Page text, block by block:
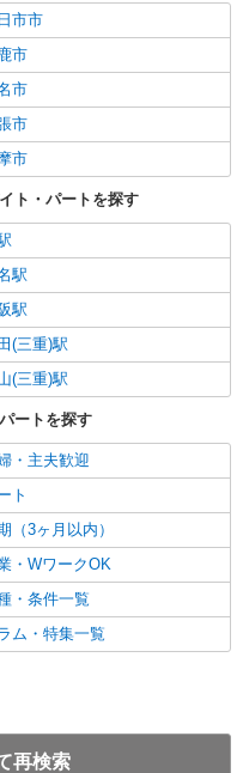
市市
市
市
市
市
ト・パートを探す
駅
駅
(三重)駅
(三重)駅
ートを探す
・主夫歓迎
ト
（3ヶ月以内）
・WワークOK
・条件一覧
ム・特集一覧
再検索